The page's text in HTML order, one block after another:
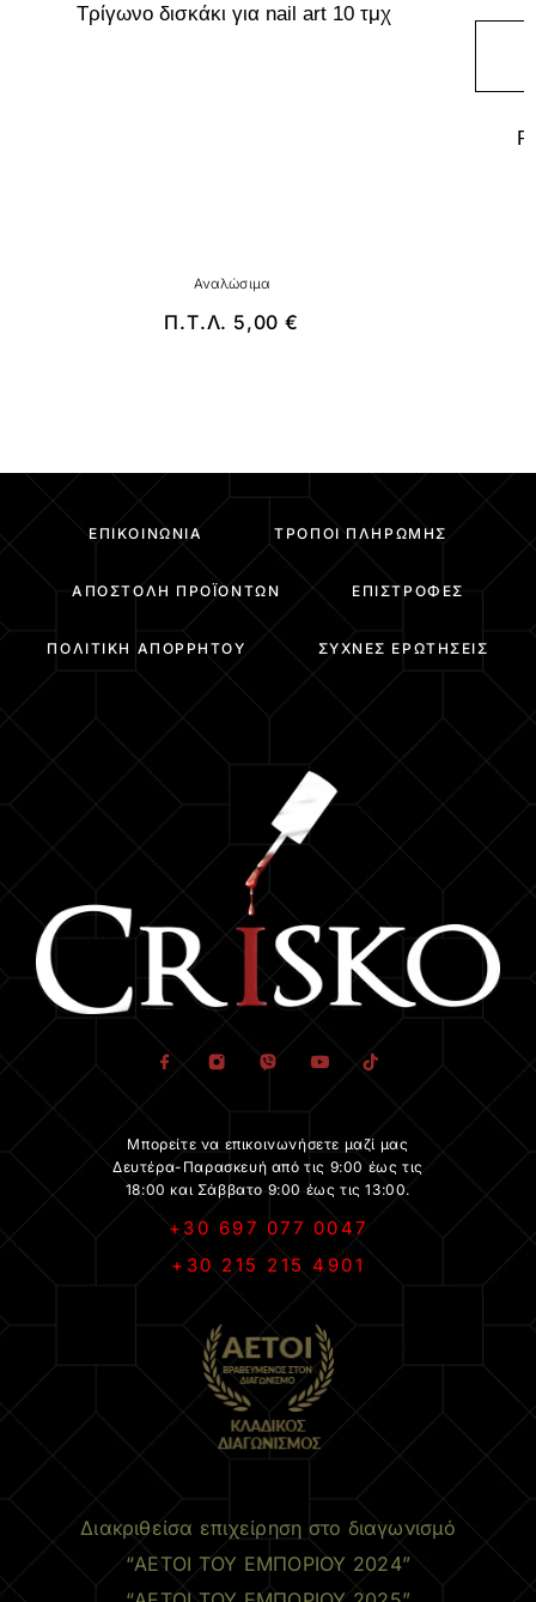
Τρίγωνο δισκάκι για nail art 10 τμχ
Αναλώσιμα
Π.Τ.Λ. 5,00€
ΕΠΙΚΟΙΝΩΝΊΑ ΤΡΌΠΟΙ ΠΛΗΡΩΜΉΣ
ΑΠΟΣΤΟΛΉ ΠΡΟΪΌΝΤΩΝ ΕΠΙΣΤΡΟΦΈΣ
ΠΟΛΙΤΙΚΉ ΑΠΟΡΡΉΤΟΥ ΣΥΧΝΈΣ ΕΡΩΤΉΣΕΙΣ
Μπορείτε να επικοινωνήσετε μαζί μας
Δευτέρα-Παρασκευή από τις 9:00 έως τις
18:00 και Σάββατο 9:00 έως τις 13:00.
+30 697 077 0047
+30 215 215 4901
Διακριθείσα επιχείρηση στο διαγωνισμό
“ΑΕΤΟΙ ΤΟΥ ΕΜΠΟΡΙΟΥ 2024”